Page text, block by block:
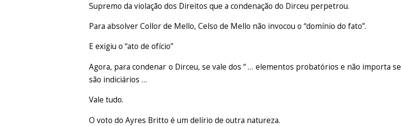
Supremo da violação dos Direitos que a condenação do Dirceu perpetrou.
Para absolver Collor de Mello, Celso de Mello não invocou o “domínio do fato”.
E exigiu o “ato de ofício”
Agora, para condenar o Dirceu, se vale dos “ … elementos probatórios e não importa se
são indiciários …
Vale tudo.
O voto do Ayres Britto é um delírio de outra natureza.